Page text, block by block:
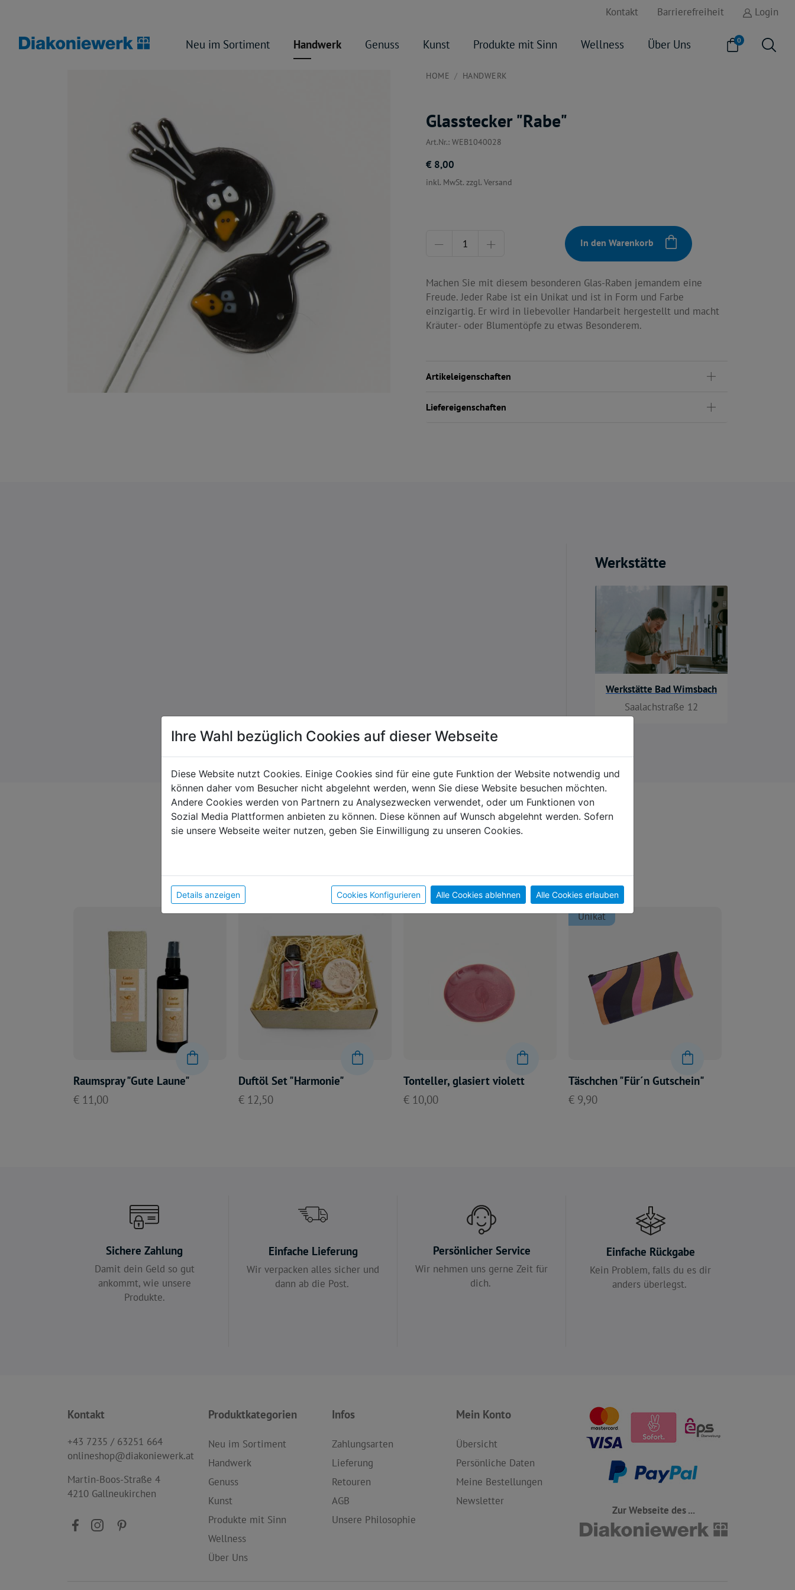
Kontakt Barrierefreiheit Login
Neu im Sortiment Handwerk Genuss Kunst Produkte mit Sinn Wellness Über Uns 0
HOME HANDWERK
Glasstecker "Rabe"
Art.Nr.: WEB1040028
€ 8,00
inkl. MwSt. zzgl. Versand
In den Warenkorb
Machen Sie mit diesem besonderen Glas-Raben jemandem eine
Freude. Jeder Rabe ist ein Unikat und ist in Form und Farbe
einzigartig. Er wird in liebevoller Handarbeit hergestellt und macht
Kräuter- oder Blumentöpfe zu etwas Besonderem.
Artikeleigenschaften
Liefereigenschaften
Werkstätte
Werkstätte Bad Wimsbach
Saalachstraße 12
Raumspray "Gute Laune"
€ 11,00
Duftöl Set "Harmonie"
€ 12,50
Tonteller, glasiert violett
€ 10,00
Unikat
Täschchen "Für´n Gutschein"
€ 9,90
Sichere Zahlung
Damit dein Geld so gut
ankommt, wie unsere
Produkte.
Einfache Lieferung
Wir verpacken alles sicher und
dann ab die Post.
Persönlicher Service
Wir nehmen uns gerne Zeit für
dich.
Einfache Rückgabe
Kein Problem, falls du es dir
anders überlegst.
Kontakt
+43 7235 / 63251 664
onlineshop@diakoniewerk.at
Martin-Boos-Straße 4
4210 Gallneukirchen
Produktkategorien
Neu im Sortiment
Handwerk
Genuss
Kunst
Produkte mit Sinn
Wellness
Über Uns
Infos
Zahlungsarten
Lieferung
Retouren
AGB
Unsere Philosophie
Mein Konto
Übersicht
Persönliche Daten
Meine Bestellungen
Newsletter
Zur Webseite des ...
Ihre Wahl bezüglich Cookies auf dieser Webseite
Diese Website nutzt Cookies. Einige Cookies sind für eine gute Funktion der Website notwendig und
können daher vom Besucher nicht abgelehnt werden, wenn Sie diese Website besuchen möchten.
Andere Cookies werden von Partnern zu Analysezwecken verwendet, oder um Funktionen von
Sozial Media Plattformen anbieten zu können. Diese können auf Wunsch abgelehnt werden. Sofern
sie unsere Webseite weiter nutzen, geben Sie Einwilligung zu unseren Cookies.
Details anzeigen Cookies Konfigurieren Alle Cookies ablehnen Alle Cookies erlauben